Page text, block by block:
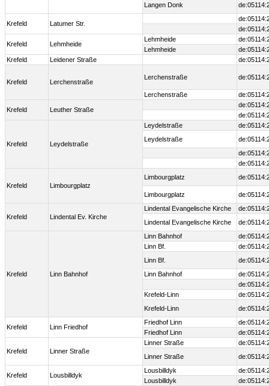
Langen Donk
Krefeld Latumer Str.
Krefeld Lehmheide
Lehmheide
Lehmheide
Krefeld
Leidener Straße
Krefeld Lerchenstraße
Lerchenstraße
Lerchenstraße
Krefeld Leuther Straße
Krefeld Leydelstraße
Leydelstraße
Leydelstraße
Krefeld Limbourgplatz
Limbourgplatz
Limbourgplatz
Krefeld Lindental Ev. Kirche
Lindental Evangelische Kirche
Lindental Evangelische Kirche
Krefeld Linn Bahnhof
Linn Bahnhof
Linn Bf.
Linn Bf.
Linn Bahnhof
Krefeld-Linn
Krefeld-Linn
Krefeld Linn Friedhof
Friedhof Linn
Friedhof Linn
Krefeld Linner Straße
Linner Straße
Linner Straße
Krefeld Lousbilldyk
Lousbilldyk
Lousbilldyk